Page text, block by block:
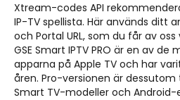
Xtream-codes API
IP-TV spellista. Här används ditt
och Portal URL, som du får av
GSE Smart IPTV PRO är en av de
apparna på Apple TV och har
åren. Pro-versionen är dessutom
Smart TV-modeller och Android-